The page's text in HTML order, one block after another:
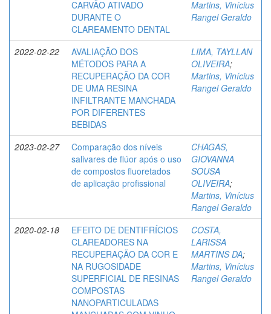
CARVÃO ATIVADO
DURANTE O
CLAREAMENTO DENTAL
Martins, Vinícius
Rangel Geraldo
2022-02-22
AVALIAÇÃO DOS
MÉTODOS PARA A
RECUPERAÇÃO DA COR
DE UMA RESINA
INFILTRANTE MANCHADA
POR DIFERENTES
BEBIDAS
LIMA, TAYLLAN
OLIVEIRA;
Martins, Vinícius
Rangel Geraldo
2023-02-27
Comparação dos níveis
salivares de flúor após o uso
de compostos fluoretados
de aplicação profissional
CHAGAS,
GIOVANNA
SOUSA
OLIVEIRA;
Martins, Vinícius
Rangel Geraldo
2020-02-18
EFEITO DE DENTIFRÍCIOS
CLAREADORES NA
RECUPERAÇÃO DA COR E
NA RUGOSIDADE
SUPERFICIAL DE RESINAS
COMPOSTAS
NANOPARTICULADAS
COSTA,
LARISSA
MARTINS DA;
Martins, Vinícius
Rangel Geraldo